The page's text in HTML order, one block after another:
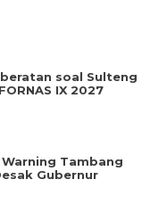
soal Sulteng
IX 2027
Tambang
Gubernur